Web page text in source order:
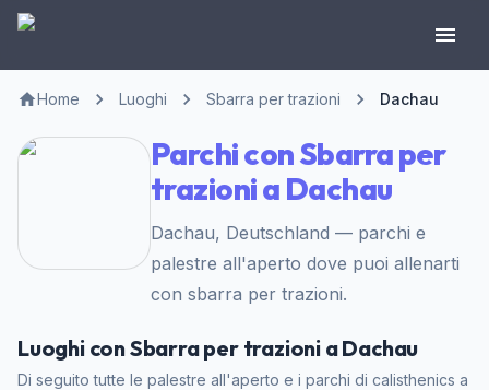
Home Luoghi Sbarra per trazioni Dachau
Parchi con Sbarra per
trazioni a Dachau
Dachau, Deutschland — parchi e
palestre all'aperto dove puoi allenarti
con sbarra per trazioni.
Luoghi con Sbarra per trazioni a Dachau
Di seguito tutte le palestre all'aperto e i parchi di calisthenics a